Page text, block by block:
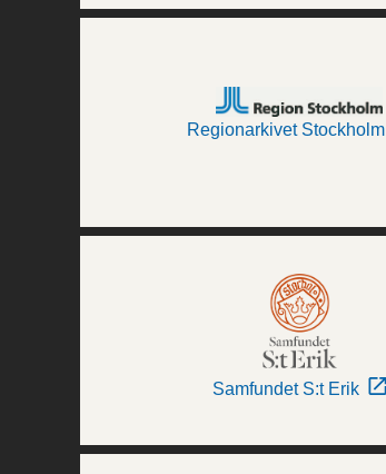
Regionarkivet Stockholm
Samfundet S:t Erik